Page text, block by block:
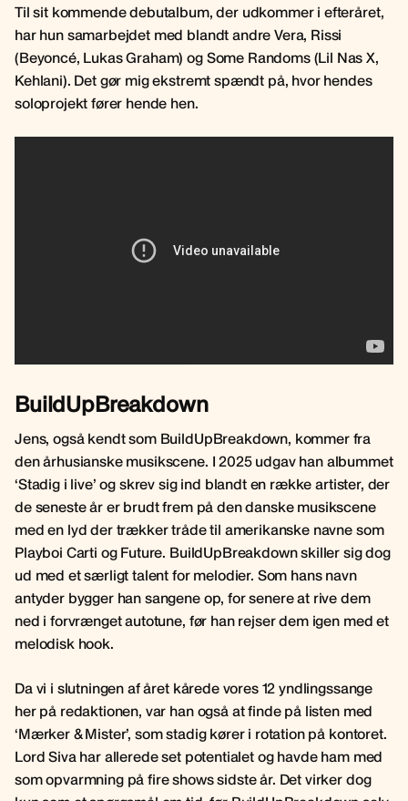
Til sit kommende debutalbum, der udkommer i efteråret,
har hun samarbejdet med blandt andre Vera, Rissi
(Beyoncé, Lukas Graham) og Some Randoms (Lil Nas X,
Kehlani). Det gør mig ekstremt spændt på, hvor hendes
soloprojekt fører hende hen.
BuildUpBreakdown
Jens, også kendt som BuildUpBreakdown, kommer fra
den århusianske musikscene. I 2025 udgav han albummet
‘Stadig i live’ og skrev sig ind blandt en række artister, der
de seneste år er brudt frem på den danske musikscene
med en lyd der trækker tråde til amerikanske navne som
Playboi Carti og Future. BuildUpBreakdown skiller sig dog
ud med et særligt talent for melodier. Som hans navn
antyder bygger han sangene op, for senere at rive dem
ned i forvrænget autotune, før han rejser dem igen med et
melodisk hook.
Da vi i slutningen af året kårede vores 12 yndlingssange
her på redaktionen, var han også at finde på listen med
‘Mærker & Mister’, som stadig kører i rotation på kontoret.
Lord Siva har allerede set potentialet og havde ham med
som opvarmning på fire shows sidste år. Det virker dog